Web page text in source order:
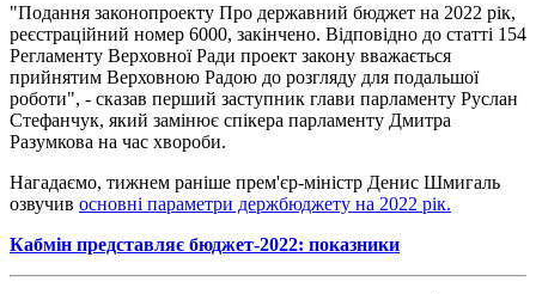
"Подання законопроекту Про державний бюджет на 2022 рік,
реєстраційний номер 6000, закінчено. Відповідно до статті 154
Регламенту Верховної Ради проект закону вважається
прийнятим Верховною Радою до розгляду для подальшої
роботи", - сказав перший заступник глави парламенту Руслан
Стефанчук, який замінює спікера парламенту Дмитра
Разумкова на час хвороби.
Нагадаємо, тижнем раніше прем'єр-міністр Денис Шмигаль
озвучив основні параметри держбюджету на 2022 рік.
Кабмін представляє бюджет-2022: показники